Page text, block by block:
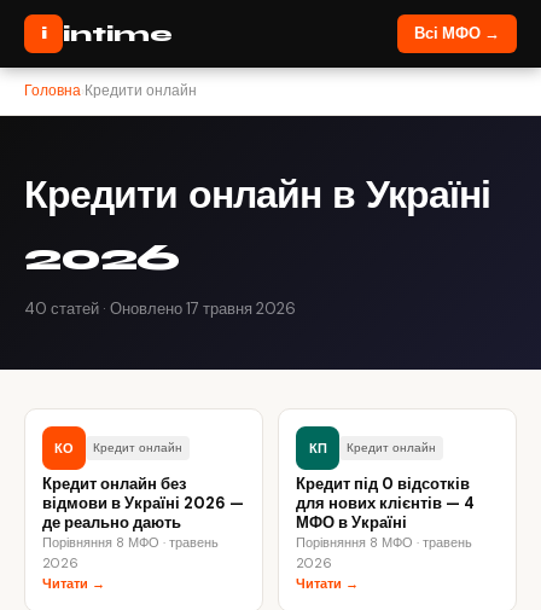
i intime Всі МФО →
Головна›Кредити онлайн
Кредити онлайн в Україні
2026
40 статей · Оновлено 17 травня 2026
КО Кредит онлайн
Кредит онлайн без
відмови в Україні 2026 —
де реально дають
Порівняння 8 МФО · травень
2026
Читати →
КП Кредит онлайн
Кредит під 0 відсотків
для нових клієнтів — 4
МФО в Україні
Порівняння 8 МФО · травень
2026
Читати →